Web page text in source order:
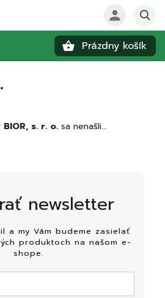
Prázdny košík
BIOR, s. r. o. sa nenašli...
newsletter
a my Vám budeme zasielať
produktoch na našom e-
shope.